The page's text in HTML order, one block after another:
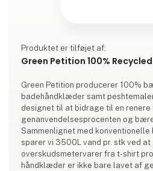
Produktet er tilføjet af:
Green Petition 100% Recycled
Green Petition producerer 100%
badehåndklæder samt
designet til at bidrage til en
genanvendelsesprocenten og
Sammenlignet med
sparer vi 3500L vand pr. stk ved at
overskudsmetervarer fra t-shirt
håndklæder er ikke bare lavet af